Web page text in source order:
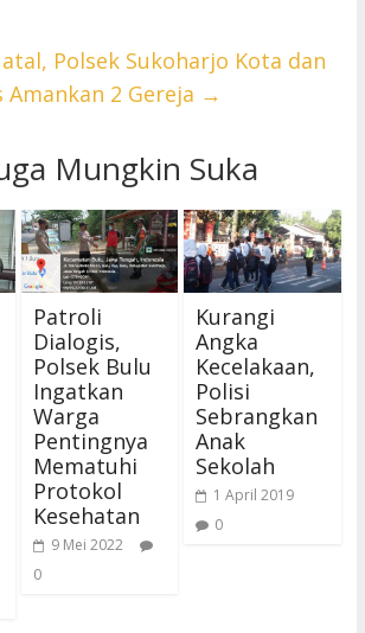
Polsek Sukoharjo Kota dan
2 Gereja →
Mungkin Suka
Patroli
Dialogis,
Polsek Bulu
Ingatkan
Warga
Pentingnya
Mematuhi
Protokol
Kesehatan
9 Mei 2022
0
Kurangi
Angka
Kecelakaan,
Polisi
Sebrangkan
Anak
Sekolah
1 April 2019
0